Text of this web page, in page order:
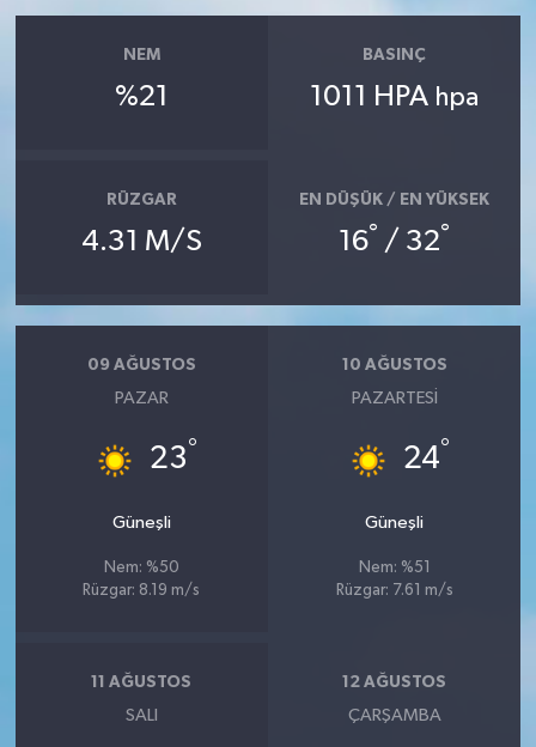
NEM
%21
BASINÇ
1011 HPA hpa
RÜZGAR
4.31 M/S
EN DÜŞÜK / EN YÜKSEK
16° / 32°
09 AĞUSTOS
PAZAR
23°
Güneşli
Nem: %50
Rüzgar: 8.19 m/s
10 AĞUSTOS
PAZARTESI
24°
Güneşli
Nem: %51
Rüzgar: 7.61 m/s
11 AĞUSTOS
SALI
12 AĞUSTOS
ÇARŞAMBA
AboneHaber Özel